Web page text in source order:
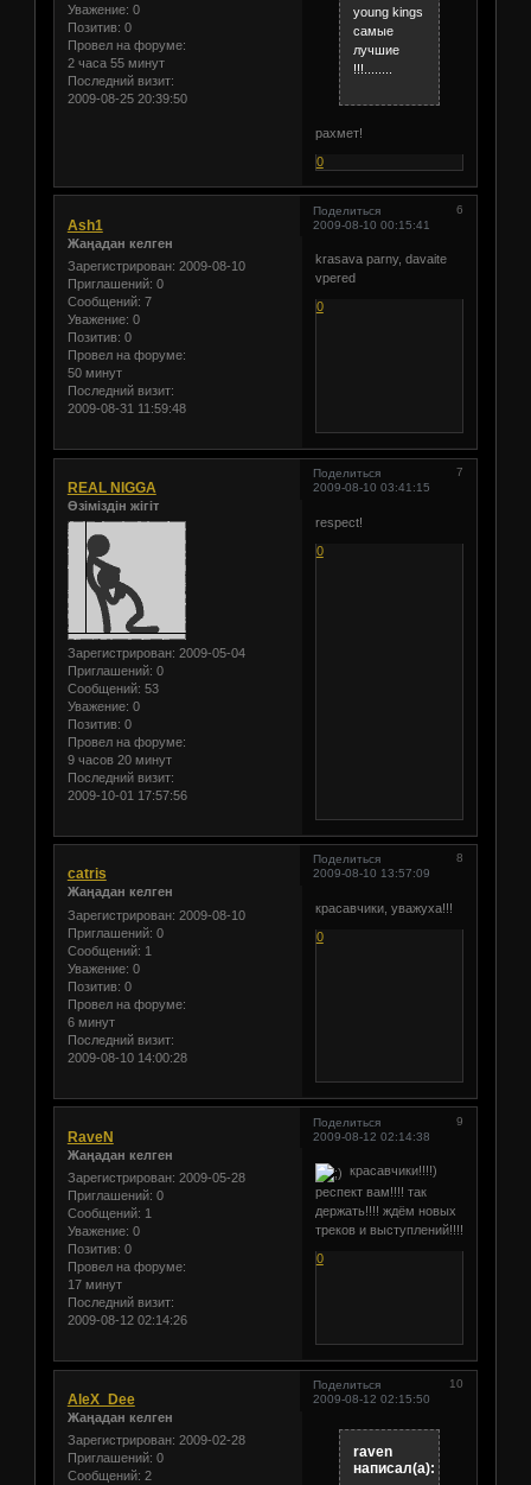
Уважение: 0
Позитив: 0
Провел на форуме:
2 часа 55 минут
Последний визит:
2009-08-25 20:39:50
young kings
самые
лучшие
!!!........
рахмет!
0
Поделиться
6
2009-08-10 00:15:41
Ash1
Жаңадан келген
Зарегистрирован: 2009-08-10
Приглашений: 0
Сообщений: 7
Уважение: 0
Позитив: 0
Провел на форуме:
50 минут
Последний визит:
2009-08-31 11:59:48
krasava parny, davaite
vpered
0
Поделиться
7
2009-08-10 03:41:15
REAL NIGGA
Өзіміздін жігіт
Зарегистрирован: 2009-05-04
Приглашений: 0
Сообщений: 53
Уважение: 0
Позитив: 0
Провел на форуме:
9 часов 20 минут
Последний визит:
2009-10-01 17:57:56
respect!
0
Поделиться
8
2009-08-10 13:57:09
catris
Жаңадан келген
Зарегистрирован: 2009-08-10
Приглашений: 0
Сообщений: 1
Уважение: 0
Позитив: 0
Провел на форуме:
6 минут
Последний визит:
2009-08-10 14:00:28
красавчики, уважуха!!!
0
Поделиться
9
2009-08-12 02:14:38
RaveN
Жаңадан келген
Зарегистрирован: 2009-05-28
Приглашений: 0
Сообщений: 1
Уважение: 0
Позитив: 0
Провел на форуме:
17 минут
Последний визит:
2009-08-12 02:14:26
красавчики!!!!)
респект вам!!!! так
держать!!!! ждём новых
треков и выступлений!!!!
0
Поделиться
10
2009-08-12 02:15:50
AleX_Dee
Жаңадан келген
Зарегистрирован: 2009-02-28
Приглашений: 0
Сообщений: 2
raven
написал(а):